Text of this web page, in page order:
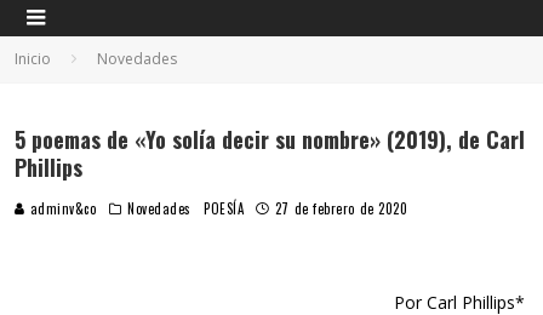
Inicio Novedades
5 poemas de «Yo solía decir su nombre» (2019), de Carl
Phillips
adminv&co Novedades POESÍA 27 de febrero de 2020
Por Carl Phillips*